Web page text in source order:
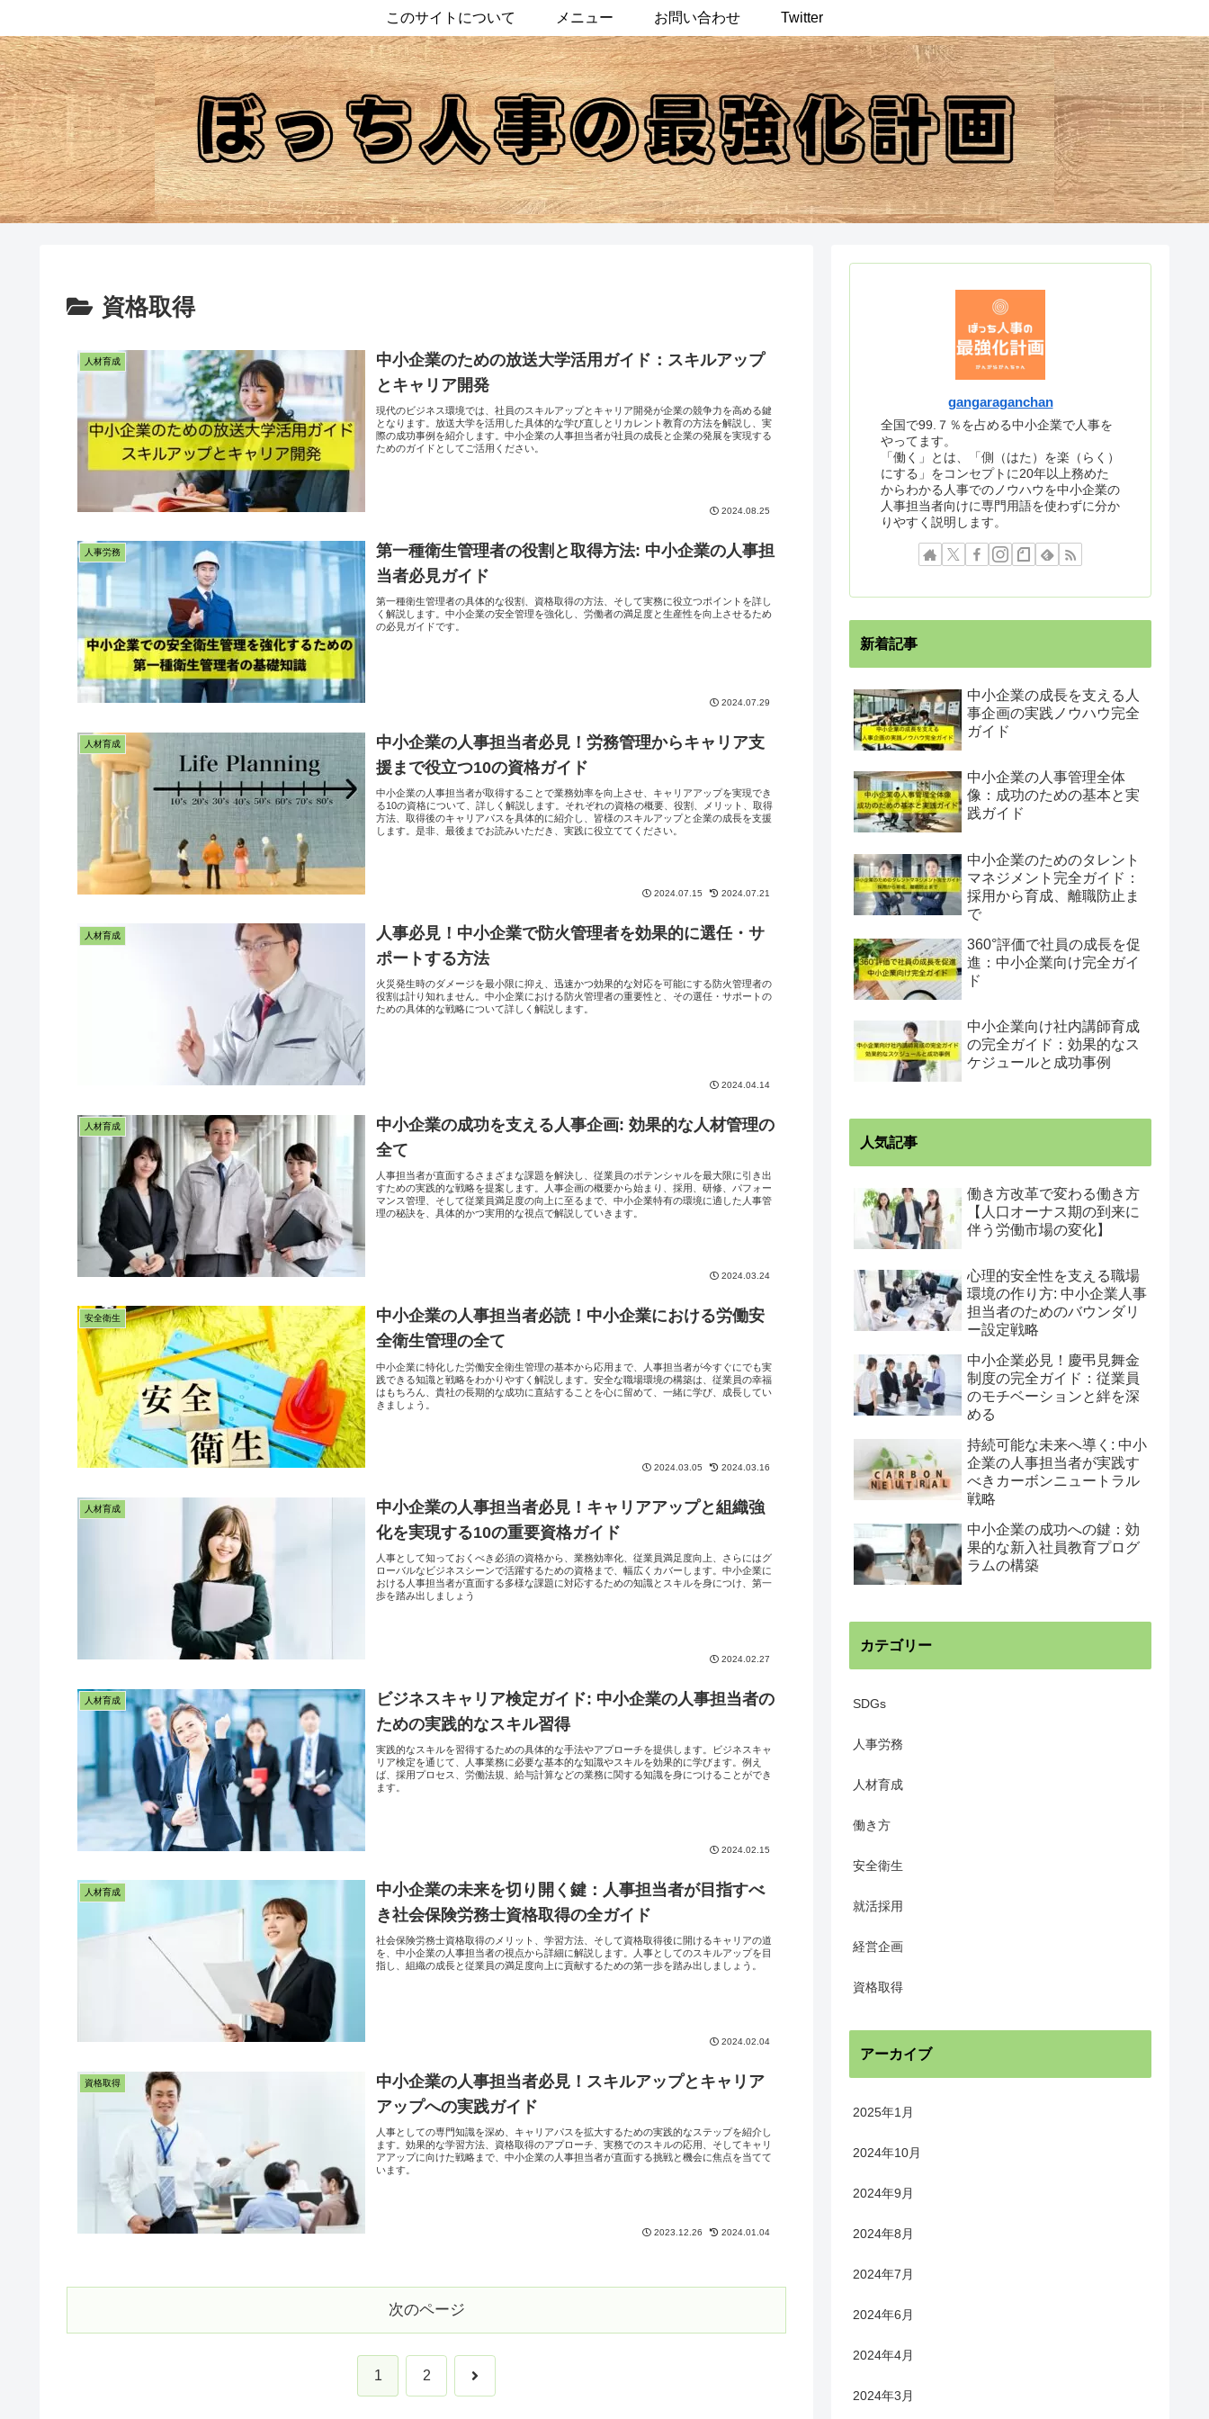
このサイトについて メニュー お問い合わせ Twitter
資格取得
人材育成
中小企業のための放送大学活用ガイド：スキルアップ
とキャリア開発
現代のビジネス環境では、社員のスキルアップとキャリア開発が企業の競争力を高める鍵
となります。放送大学を活用した具体的な学び直しとリカレント教育の方法を解説し、実
際の成功事例を紹介します。中小企業の人事担当者が社員の成長と企業の発展を実現する
ためのガイドとしてご活用ください。
2024.08.25
人事労務
第一種衛生管理者の役割と取得方法: 中小企業の人事担
当者必見ガイド
第一種衛生管理者の具体的な役割、資格取得の方法、そして実務に役立つポイントを詳し
く解説します。中小企業の安全管理を強化し、労働者の満足度と生産性を向上させるため
の必見ガイドです。
2024.07.29
人材育成
中小企業の人事担当者必見！労務管理からキャリア支
援まで役立つ10の資格ガイド
中小企業の人事担当者が取得することで業務効率を向上させ、キャリアアップを実現でき
る10の資格について、詳しく解説します。それぞれの資格の概要、役割、メリット、取得
方法、取得後のキャリアパスを具体的に紹介し、皆様のスキルアップと企業の成長を支援
します。是非、最後までお読みいただき、実践に役立ててください。
2024.07.15 2024.07.21
人材育成
人事必見！中小企業で防火管理者を効果的に選任・サ
ポートする方法
火災発生時のダメージを最小限に抑え、迅速かつ効果的な対応を可能にする防火管理者の
役割は計り知れません。中小企業における防火管理者の重要性と、その選任・サポートの
ための具体的な戦略について詳しく解説します。
2024.04.14
人材育成
中小企業の成功を支える人事企画: 効果的な人材管理の
全て
人事担当者が直面するさまざまな課題を解決し、従業員のポテンシャルを最大限に引き出
すための実践的な戦略を提案します。人事企画の概要から始まり、採用、研修、パフォー
マンス管理、そして従業員満足度の向上に至るまで、中小企業特有の環境に適した人事管
理の秘訣を、具体的かつ実用的な視点で解説していきます。
2024.03.24
安全衛生
中小企業の人事担当者必読！中小企業における労働安
全衛生管理の全て
中小企業に特化した労働安全衛生管理の基本から応用まで、人事担当者が今すぐにでも実
践できる知識と戦略をわかりやすく解説します。安全な職場環境の構築は、従業員の幸福
はもちろん、貴社の長期的な成功に直結することを心に留めて、一緒に学び、成長してい
きましょう。
2024.03.05 2024.03.16
人材育成
中小企業の人事担当者必見！キャリアアップと組織強
化を実現する10の重要資格ガイド
人事として知っておくべき必須の資格から、業務効率化、従業員満足度向上、さらにはグ
ローバルなビジネスシーンで活躍するための資格まで、幅広くカバーします。中小企業に
おける人事担当者が直面する多様な課題に対応するための知識とスキルを身につけ、第一
歩を踏み出しましょう
2024.02.27
人材育成
ビジネスキャリア検定ガイド: 中小企業の人事担当者の
ための実践的なスキル習得
実践的なスキルを習得するための具体的な手法やアプローチを提供します。ビジネスキャ
リア検定を通じて、人事業務に必要な基本的な知識やスキルを効果的に学びます。例え
ば、採用プロセス、労働法規、給与計算などの業務に関する知識を身につけることができ
ます。
2024.02.15
人材育成
中小企業の未来を切り開く鍵：人事担当者が目指すべ
き社会保険労務士資格取得の全ガイド
社会保険労務士資格取得のメリット、学習方法、そして資格取得後に開けるキャリアの道
を、中小企業の人事担当者の視点から詳細に解説します。人事としてのスキルアップを目
指し、組織の成長と従業員の満足度向上に貢献するための第一歩を踏み出しましょう。
2024.02.04
資格取得
中小企業の人事担当者必見！スキルアップとキャリア
アップへの実践ガイド
人事としての専門知識を深め、キャリアパスを拡大するための実践的なステップを紹介し
ます。効果的な学習方法、資格取得のアプローチ、実務でのスキルの応用、そしてキャリ
アアップに向けた戦略まで、中小企業の人事担当者が直面する挑戦と機会に焦点を当てて
います。
2023.12.26 2024.01.04
次のページ
1 2 次
gangaraganchan
全国で99.７％を占める中小企業で人事を
やってます。
「働く」とは、「側（はた）を楽（らく）
にする」をコンセプトに20年以上務めた
からわかる人事でのノウハウを中小企業の
人事担当者向けに専門用語を使わずに分か
りやすく説明します。
新着記事
中小企業の成長を支える人
事企画の実践ノウハウ完全
ガイド
中小企業の人事管理全体
像：成功のための基本と実
践ガイド
中小企業のためのタレント
マネジメント完全ガイド：
採用から育成、離職防止ま
で
360°評価で社員の成長を促
進：中小企業向け完全ガイ
ド
中小企業向け社内講師育成
の完全ガイド：効果的なス
ケジュールと成功事例
人気記事
働き方改革で変わる働き方
【人口オーナス期の到来に
伴う労働市場の変化】
心理的安全性を支える職場
環境の作り方: 中小企業人事
担当者のためのバウンダリ
ー設定戦略
中小企業必見！慶弔見舞金
制度の完全ガイド：従業員
のモチベーションと絆を深
める
持続可能な未来へ導く: 中小
企業の人事担当者が実践す
べきカーボンニュートラル
戦略
中小企業の成功への鍵：効
果的な新入社員教育プログ
ラムの構築
カテゴリー
SDGs
人事労務
人材育成
働き方
安全衛生
就活採用
経営企画
資格取得
アーカイブ
2025年1月
2024年10月
2024年9月
2024年8月
2024年7月
2024年6月
2024年4月
2024年3月